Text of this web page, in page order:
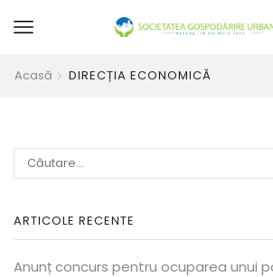
Acasă DIRECȚIA ECONOMICĂ
ARTICOLE RECENTE
Anunț concurs pentru ocuparea unui